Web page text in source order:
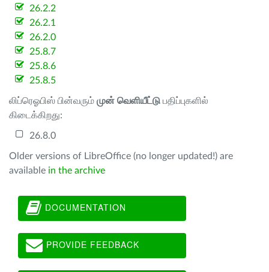
26.2.2
26.2.1
26.2.0
25.8.7
25.8.6
25.8.5
லிப்ரெஓபிஸ் பின்வரும் முன் வெளியீட்டு பதிப்புகளில்
கிடைக்கிறது:
26.8.0
Older versions of LibreOffice (no longer updated!) are
available in the archive
DOCUMENTATION
PROVIDE FEEDBACK